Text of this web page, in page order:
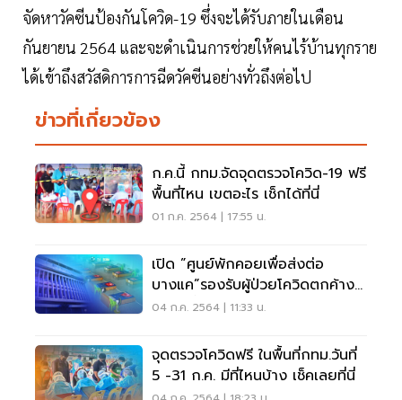
จัดหาวัคซีนป้องกันโควิด-19 ซึ่งจะได้รับภายในเดือน
กันยายน 2564 และจะดำเนินการช่วยให้คนไร้บ้านทุกราย
ได้เข้าถึงสวัสดิการการฉีดวัคซีนอย่างทั่วถึงต่อไป
ข่าวที่เกี่ยวข้อง
ก.ค.นี้ กทม.จัดจุดตรวจโควิด-19 ฟรี
พื้นที่ไหน เขตอะไร เช็กได้ที่นี่
01 ก.ค. 2564 | 17:55 น.
เปิด ”ศูนย์พักคอยเพื่อส่งต่อ
บางแค”รองรับผู้ป่วยโควิดตกค้าง
6 ก.ค.นี้
04 ก.ค. 2564 | 11:33 น.
จุดตรวจโควิดฟรี ในพื้นที่กทม.วันที่
5 -31 ก.ค. มีที่ไหนบ้าง เช็คเลยที่นี่